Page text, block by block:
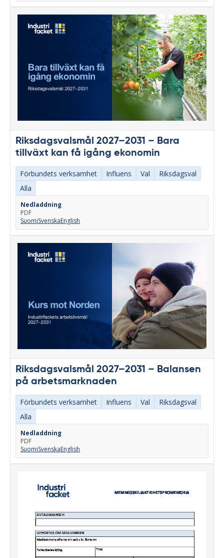
Riksdagsvalsmål 2027–2031 – Bara
tillväxt kan få igång ekonomin
Förbundets verksamhet Influens Val
Riksdagsval
Alla
Nedladdning
PDF
SuomiSvenskaEnglish
Riksdagsvalsmål 2027–2031 – Balansen
på arbetsmarknaden
Förbundets verksamhet Influens Val
Riksdagsval
Alla
Nedladdning
PDF
SuomiSvenskaEnglish